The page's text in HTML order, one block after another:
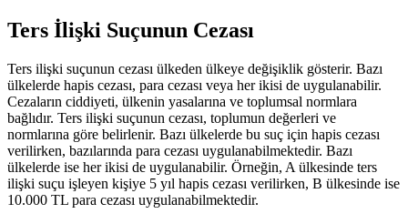
Ters İlişki Suçunun Cezası
Ters ilişki suçunun cezası ülkeden ülkeye değişiklik gösterir. Bazı
ülkelerde hapis cezası, para cezası veya her ikisi de uygulanabilir.
Cezaların ciddiyeti, ülkenin yasalarına ve toplumsal normlara
bağlıdır. Ters ilişki suçunun cezası, toplumun değerleri ve
normlarına göre belirlenir. Bazı ülkelerde bu suç için hapis cezası
verilirken, bazılarında para cezası uygulanabilmektedir. Bazı
ülkelerde ise her ikisi de uygulanabilir. Örneğin, A ülkesinde ters
ilişki suçu işleyen kişiye 5 yıl hapis cezası verilirken, B ülkesinde ise
10.000 TL para cezası uygulanabilmektedir.